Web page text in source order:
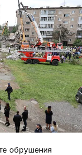
обрушения